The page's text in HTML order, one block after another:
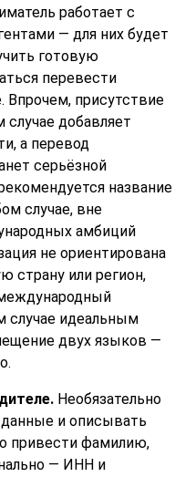
работает с
— для них будет
готовую
перевести
Впрочем, присутствие
добавляет
а перевод
серьёзной
название
случае, вне
амбиций
не ориентирована
страну или регион,
случае идеальным
двух языков —
Необязательно
и описывать
привести фамилию,
— ИНН и